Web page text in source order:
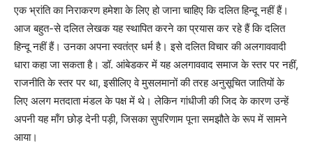
एक भ्रांति का निराकरण हमेशा के लिए हो जाना चाहिए कि दलित हिन्दू नहीं हैं।
आज बहुत-से दलित लेखक यह स्थापित करने का प्रयास कर रहे हैं कि दलित
हिन्दू नहीं हैं। उनका अपना स्वतंत्र धर्म है। इसे दलित विचार की अलगाववादी
धारा कहा जा सकता है। डॉ. आंबेडकर में यह अलगाववाद समाज के स्तर पर नहीं,
राजनीति के स्तर पर था, इसीलिए वे मुसलमानों की तरह अनुसूचित जातियों के
लिए अलग मतदाता मंडल के पक्ष में थे। लेकिन गांधीजी की जिद के कारण उन्हें
अपनी यह माँग छोड़ देनी पड़ी, जिसका सुपरिणाम पूना समझौते के रूप में सामने
आया।